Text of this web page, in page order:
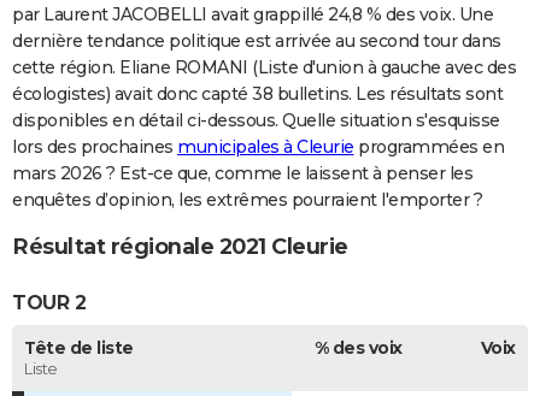
FORUM
Bricolage
Lifestyle
Culture
Sport
Auto
Television
Voyage
Cinema
par Laurent JACOBELLI avait grappillé 24,8 % des voix. Une
dernière tendance politique est arrivée au second tour dans
cette région. Eliane ROMANI (Liste d'union à gauche avec des
écologistes) avait donc capté 38 bulletins. Les résultats sont
disponibles en détail ci-dessous. Quelle situation s'esquisse
lors des prochaines municipales à Cleurie programmées en
mars 2026 ? Est-ce que, comme le laissent à penser les
enquêtes d’opinion, les extrêmes pourraient l'emporter ?
Résultat régionale 2021 Cleurie
TOUR 2
Tête de liste
Liste
% des voix Voix